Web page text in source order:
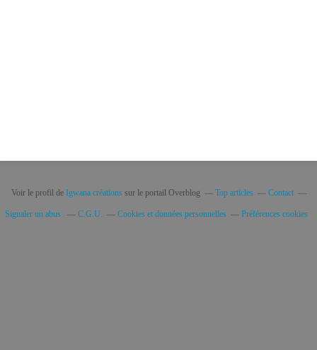
Voir le profil de Igwana créationssur le portail Overblog Top articles Contact
Signaler un abus C.G.U. Cookies et données personnelles Préférences cookies